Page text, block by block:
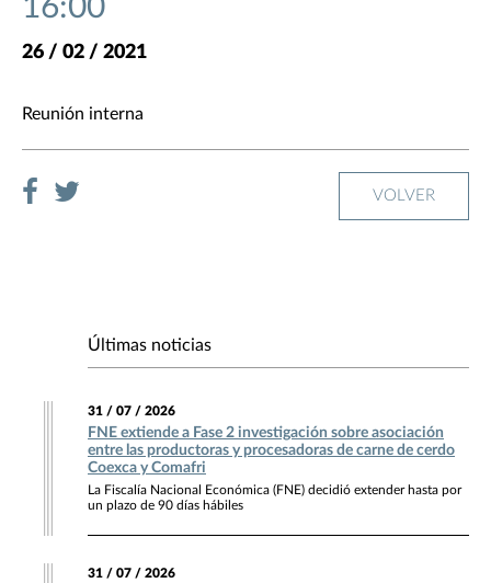
16:00
26 / 02 / 2021
Reunión interna
VOLVER
Últimas noticias
31 / 07 / 2026
FNE extiende a Fase 2 investigación sobre asociación
entre las productoras y procesadoras de carne de cerdo
Coexca y Comafri
La Fiscalía Nacional Económica (FNE) decidió extender hasta por
un plazo de 90 días hábiles
31 / 07 / 2026